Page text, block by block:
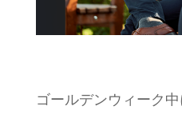
ゴールデンウィーク